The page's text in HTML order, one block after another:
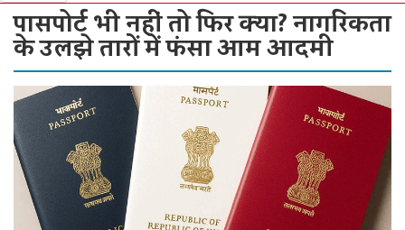
पासपोर्ट भी नहीं तो फिर क्या? नागरिकता
के उलझे तारों में फंसा आम आदमी